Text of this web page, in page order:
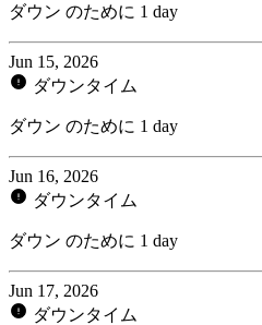
ダウン のために 1 day
Jun 15, 2026
ダウンタイム
ダウン のために 1 day
Jun 16, 2026
ダウンタイム
ダウン のために 1 day
Jun 17, 2026
ダウンタイム